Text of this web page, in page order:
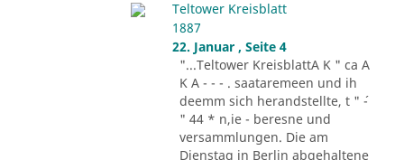
Teltower Kreisblatt
1887
22. Januar , Seite 4
"...Teltower KreisblattA K " ca A
K A - - - . saataremeen und ih
deemm sich herandstellte, t " ´-
" 44 * n,ie - beresne und
versammlungen. Die am
Dienstag in Berlin abgehaltene